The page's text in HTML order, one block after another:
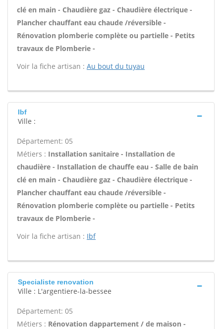
clé en main - Chaudière gaz - Chaudière électrique -
Plancher chauffant eau chaude /réversible -
Rénovation plomberie complète ou partielle - Petits
travaux de Plomberie -
Voir la fiche artisan : Au bout du tuyau
Ibf
Ville :
Département: 05
Métiers : Installation sanitaire - Installation de
chaudière - Installation de chauffe eau - Salle de bain
clé en main - Chaudière gaz - Chaudière électrique -
Plancher chauffant eau chaude /réversible -
Rénovation plomberie complète ou partielle - Petits
travaux de Plomberie -
Voir la fiche artisan : Ibf
Specialiste renovation
Ville : L'argentiere-la-bessee
Département: 05
Métiers : Rénovation dappartement / de maison -